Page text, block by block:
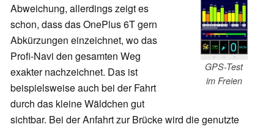
GPS-Test
im Freien
Abweichung, allerdings zeigt es
schon, dass das OnePlus 6T gern
Abkürzungen einzeichnet, wo das
Profi-Navi den gesamten Weg
exakter nachzeichnet. Das ist
beispielsweise auch bei der Fahrt
durch das kleine Wäldchen gut
sichtbar. Bei der Anfahrt zur Brücke wird die genutzte